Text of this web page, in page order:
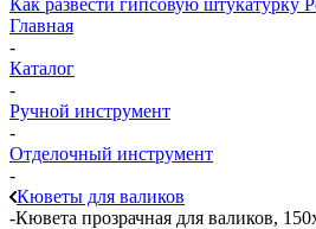
Как развести гипсовую штукатурку
Главная
-
Каталог
-
Ручной инструмент
-
Отделочный инструмент
-
Кюветы для валиков
-Кювета прозрачная для валиков,